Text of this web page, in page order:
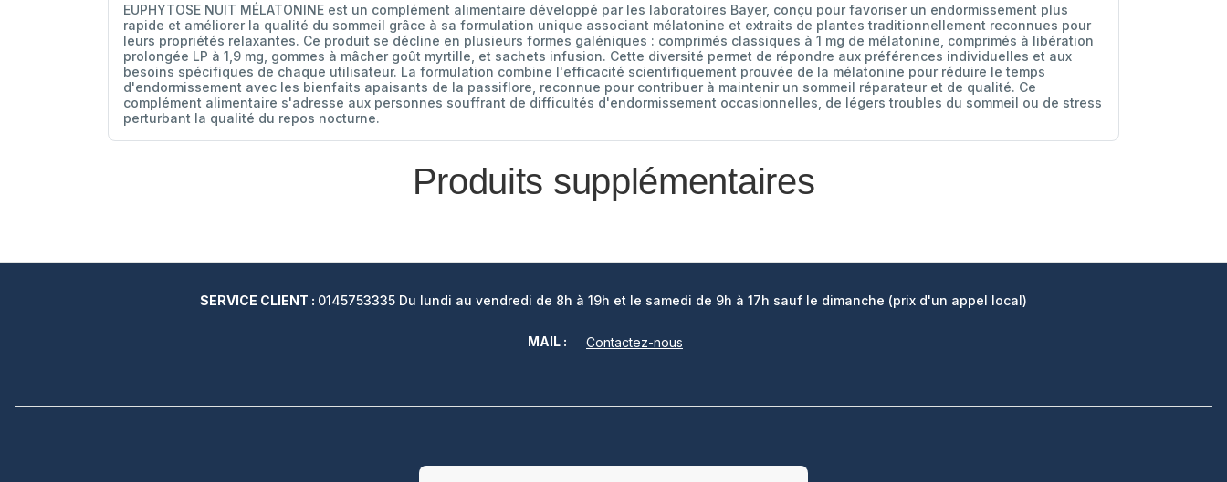
EUPHYTOSE NUIT MÉLATONINE est un complément alimentaire développé par les laboratoires Bayer, conçu pour favoriser un endormissement plus
rapide et améliorer la qualité du sommeil grâce à sa formulation unique associant mélatonine et extraits de plantes traditionnellement reconnues pour
leurs propriétés relaxantes. Ce produit se décline en plusieurs formes galéniques : comprimés classiques à 1 mg de mélatonine, comprimés à libération
prolongée LP à 1,9 mg, gommes à mâcher goût myrtille, et sachets infusion. Cette diversité permet de répondre aux préférences individuelles et aux
besoins spécifiques de chaque utilisateur. La formulation combine l'efficacité scientifiquement prouvée de la mélatonine pour réduire le temps
d'endormissement avec les bienfaits apaisants de la passiflore, reconnue pour contribuer à maintenir un sommeil réparateur et de qualité. Ce
complément alimentaire s'adresse aux personnes souffrant de difficultés d'endormissement occasionnelles, de légers troubles du sommeil ou de stress
perturbant la qualité du repos nocturne.
Produits supplémentaires
SERVICE CLIENT : 0145753335 Du lundi au vendredi de 8h à 19h et le samedi de 9h à 17h sauf le dimanche (prix d'un appel local)
MAIL : Contactez-nous